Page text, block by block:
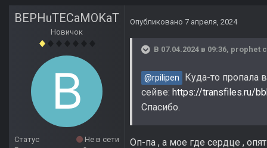
BEPHuTECaMOKaT
Новичок
Статус
Не в сети
Опубликовано 7 апреля, 2024
В 07.04.2024 в 09:36, prophet
@rpilipen
Куда-то пропала
сейве: https://transfiles.ru/
Спасибо.
Оп-па , а мое где сердце ,